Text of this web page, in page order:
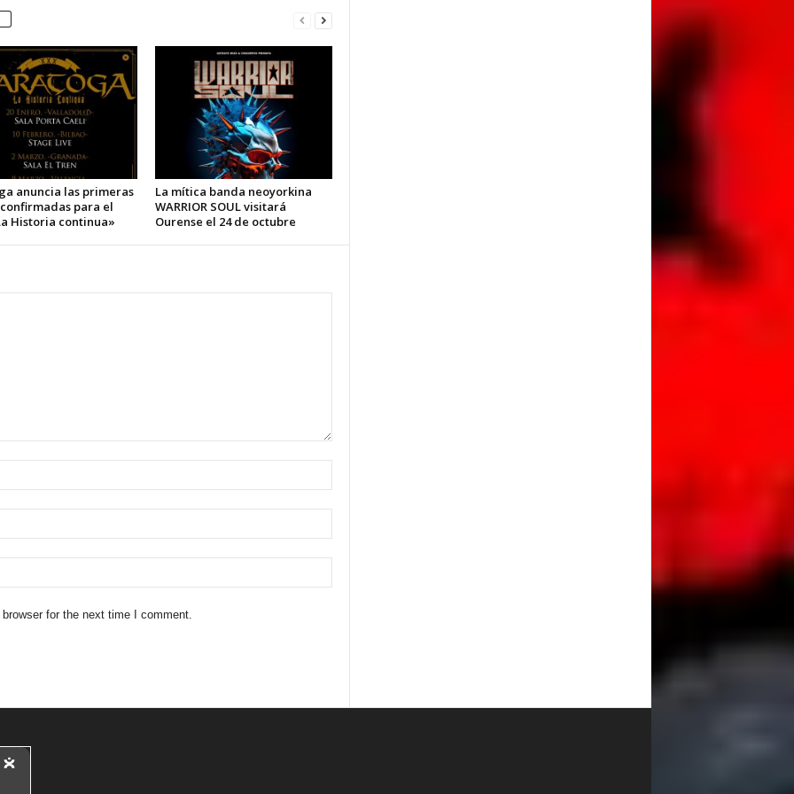
anuncia las primeras
para el
Historia continua»
La mítica banda neoyorkina
WARRIOR SOUL visitará
Ourense el 24 de octubre
for the next time I comment.